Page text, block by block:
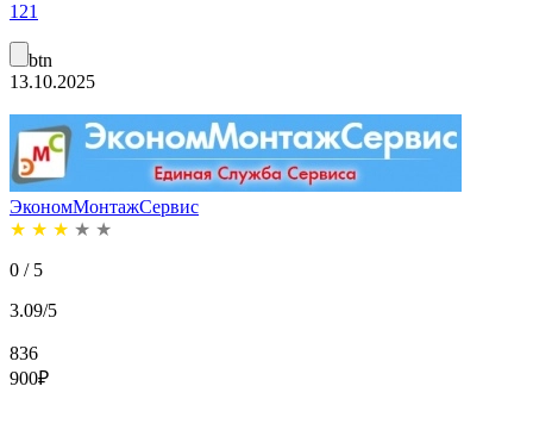
121
btn
13.10.2025
ЭкономМонтажСервис
★ ★ ★ ★ ★
0 / 5
3.09/5
836
900₽